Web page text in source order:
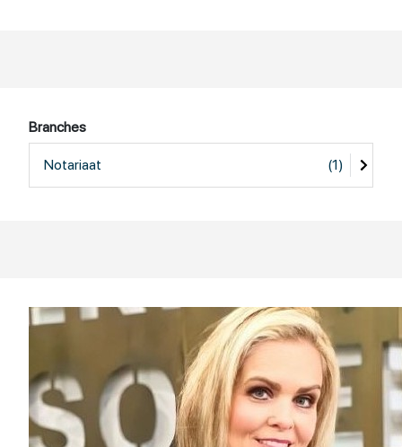
Branches
Notariaat (1)